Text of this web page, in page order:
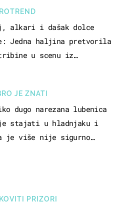
PRIZORI
alkari i dašak dolce
Jedna haljina pretvorila
u scenu iz
JE ZNATI
dugo narezana lubenica
stajati u hladnjaku i
je više nije sigurno